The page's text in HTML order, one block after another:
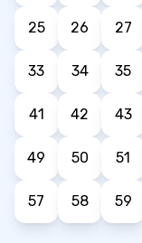
25 26 27
33 34 35
41 42 43
49 50 51
57 58 59